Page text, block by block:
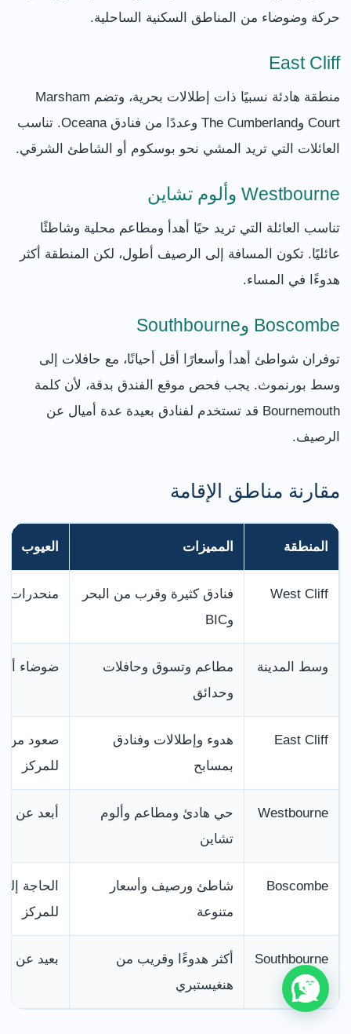
حركة وضوضاء من المناطق السكنية الساحلية.
East Cliff
منطقة هادئة نسبيًا ذات إطلالات بحرية، وتضم Marsham
Court وThe Cumberland وعددًا من فنادق Oceana. تناسب
العائلات التي تريد المشي نحو بوسكوم أو الشاطئ الشرقي.
Westbourne وألوم تشاين
تناسب العائلة التي تريد حيًا أهدأ ومطاعم محلية وشاطئًا
عائليًا. تكون المسافة إلى الرصيف أطول، لكن المنطقة أكثر
هدوءًا في المساء.
Boscombe وSouthbourne
توفران شواطئ أهدأ وأسعارًا أقل أحيانًا، مع حافلات إلى
وسط بورنموث. يجب فحص موقع الفندق بدقة، لأن كلمة
Bournemouth قد تستخدم لفنادق بعيدة عدة أميال عن
الرصيف.
مقارنة مناطق الإقامة
المنطقة المميزات العيوب
West Cliff
فنادق كثيرة وقرب من البحر
وBIC
منحدرات
وسط المدينة
مطاعم وتسوق وحافلات
وحدائق
ضوضاء
East Cliff
هدوء وإطلالات وفنادق
بمسابح
صعود من
للمركز
Westbourne
حي هادئ ومطاعم وألوم
تشاين
أبعد عن
Boscombe
شاطئ ورصيف وأسعار
متنوعة
الحاجة
للمركز
Southbourne
أكثر هدوءًا وقريب من
هنغيستبري
بعيد عن